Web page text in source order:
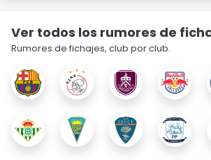
Ver todos los rumores de
Rumores de fichajes, club por club.